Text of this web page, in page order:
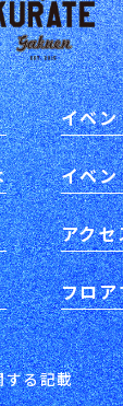
イベ
イベ
アクセ
フロ
する記載